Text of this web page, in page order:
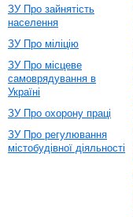
ЗУ Про зайнятість
населення
ЗУ Про міліцію
ЗУ Про місцеве
самоврядування в
Україні
ЗУ Про охорону праці
ЗУ Про регулювання
містобудівної діяльності